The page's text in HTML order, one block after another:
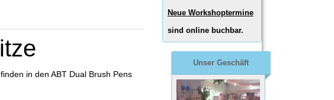
in den ABT Dual Brush Pens
Neue Workshoptermine
sind online buchbar.
Unser Geschäft